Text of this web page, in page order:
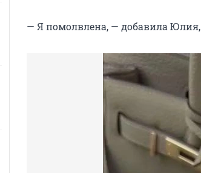
— Я помолвлена, — добавила